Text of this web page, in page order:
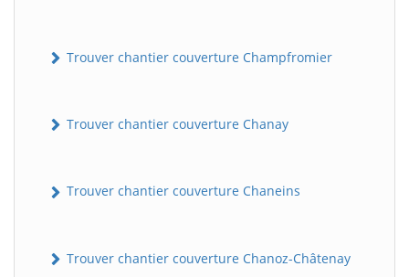
Trouver chantier couverture Champfromier
Trouver chantier couverture Chanay
Trouver chantier couverture Chaneins
Trouver chantier couverture Chanoz-Châtenay